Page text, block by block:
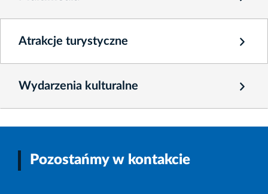
Atrakcje turystyczne
Wydarzenia kulturalne
Pozostańmy w kontakcie